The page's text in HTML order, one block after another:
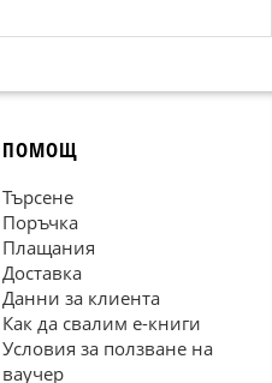
ПОМОЩ
Търсене
Поръчка
Плащания
Доставка
Данни за клиента
Как да свалим е-книги
Условия за ползване на
ваучер